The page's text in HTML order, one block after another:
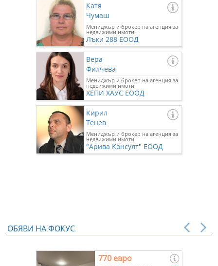
Катя
Чумаш
Мениджър и брокер на агенция за
недвижими имоти
Лъки 288 ЕООД
Вера
Филчева
Мениджър и брокер на агенция за
недвижими имоти
ХЕПИ ХАУС ЕООД
Кирил
Тенев
Мениджър и брокер на агенция за
недвижими имоти
"Арива Консулт" ЕООД
ОБЯВИ НА ФОКУС
770 евро